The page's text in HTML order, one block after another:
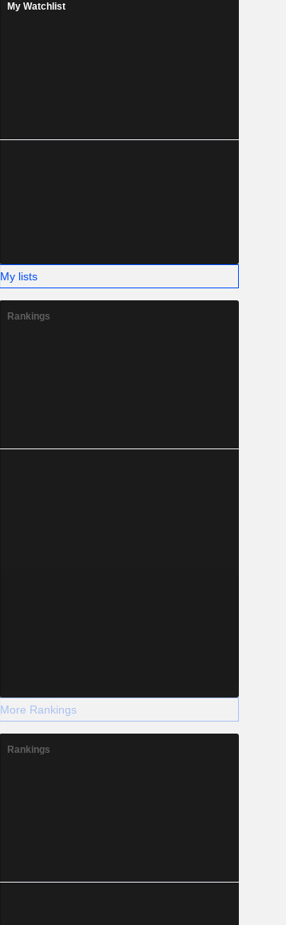
My Watchlist
My lists
Rankings
More Rankings
Rankings